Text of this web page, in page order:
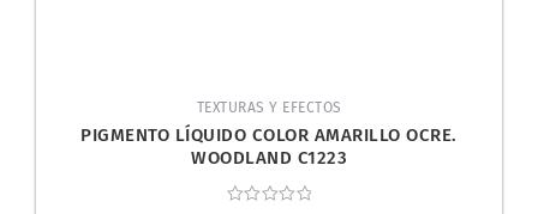
TEXTURAS Y EFECTOS
PIGMENTO LÍQUIDO COLOR AMARILLO OCRE.
WOODLAND C1223